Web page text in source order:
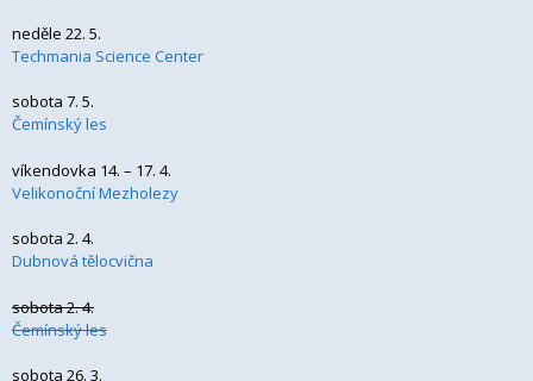
neděle 22. 5.
Techmania Science Center
sobota 7. 5.
Čemínský les
víkendovka 14. – 17. 4.
Velikonoční Mezholezy
sobota 2. 4.
Dubnová tělocvična
sobota 2. 4.
Čemínský les
sobota 26. 3.